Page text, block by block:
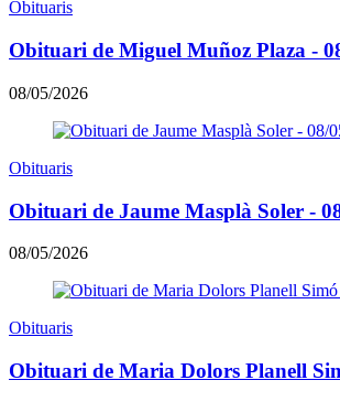
Obituaris
Obituari de Miguel Muñoz Plaza -
08/05/2026
Obituaris
Obituari de Jaume Masplà Soler -
08/05/2026
Obituaris
Obituari de Maria Dolors Planell